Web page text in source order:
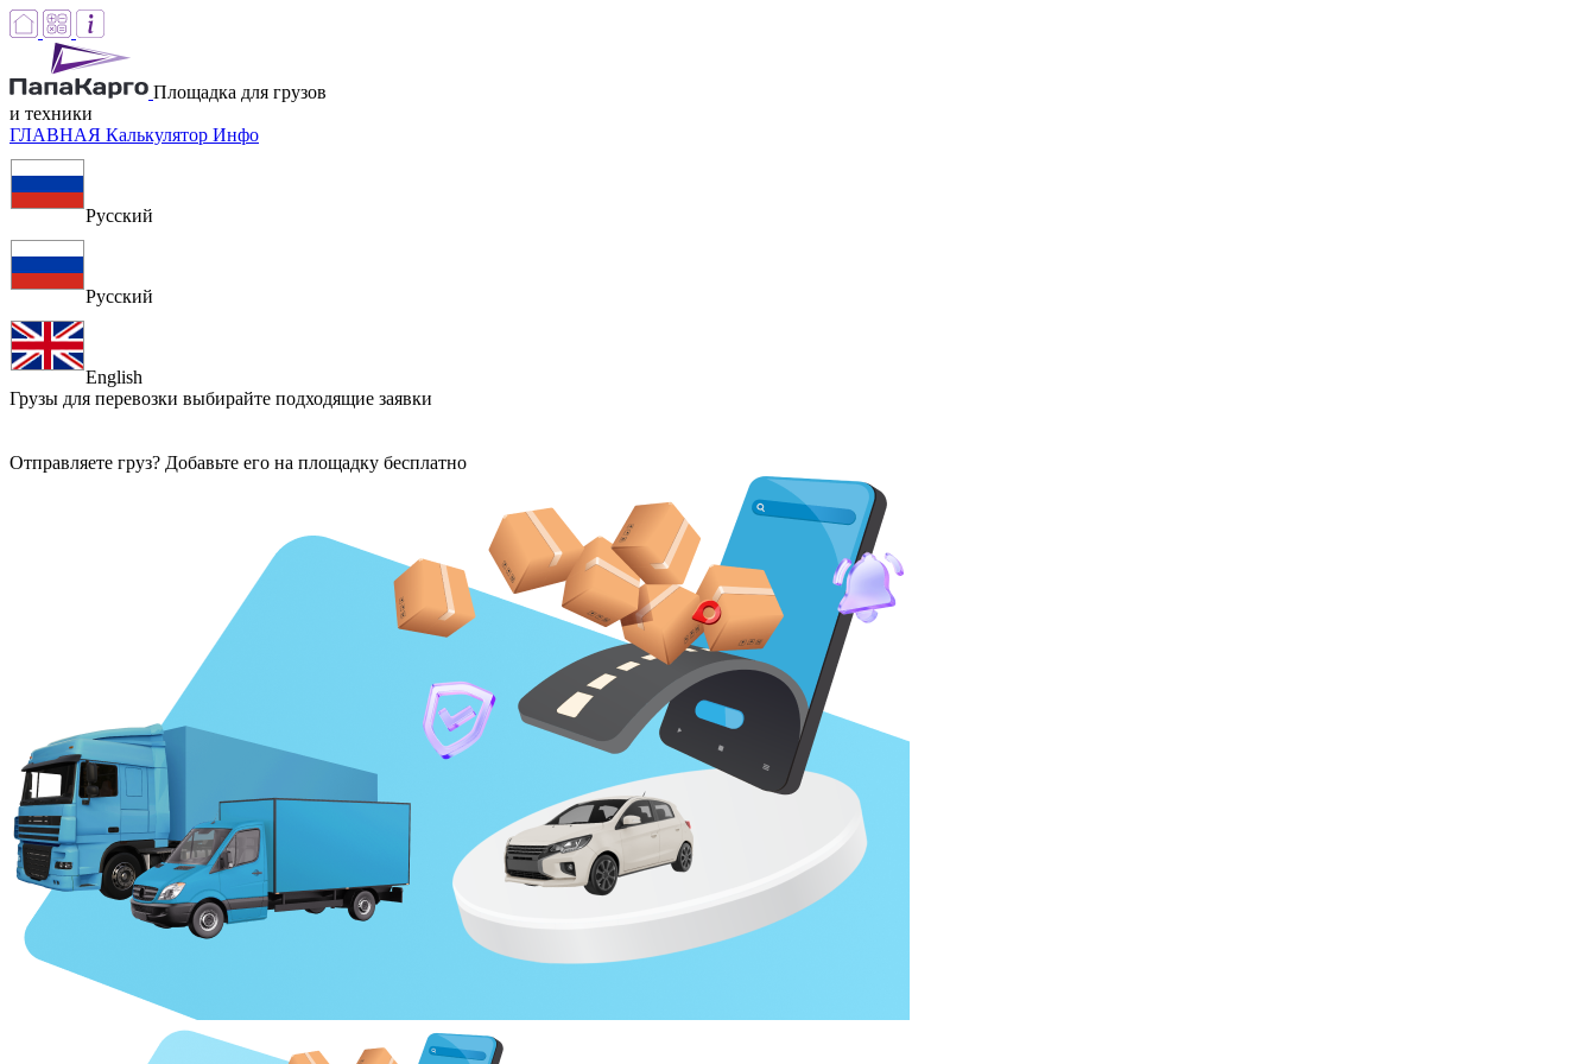
Площадка для грузов
и техники
ГЛАВНАЯ Калькулятор Инфо
Русский
Русский
English
Грузы для перевозки выбирайте подходящие заявки
Отправляете груз? Добавьте его на площадку бесплатно